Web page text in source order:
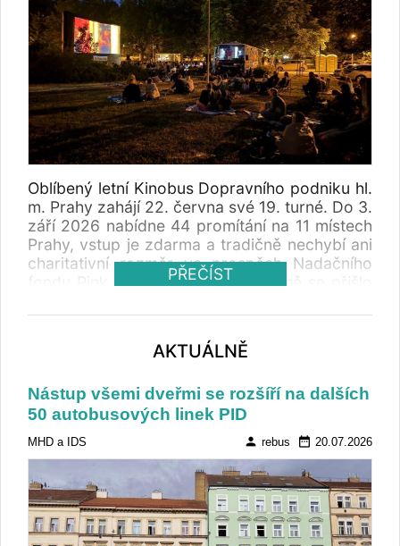
Oblíbený letní Kinobus Dopravního podniku hl.
m. Prahy zahájí 22. června své 19. turné. Do 3.
září 2026 nabídne 44 promítání na 11 místech
Prahy, vstup je zdarma a tradičně nechybí ani
charitativní rozměr ve prospěch Nadačního
fondu Pink Bubble. V loňské sezóně se přišlo
návštěvníků v 11 různých pražských
lokalitách. Dobrovolným vstupným přispívali
na podporu organizace SOS dětské vesničky.
PŘEČÍST
AKTUÁLNĚ
Nástup všemi dveřmi se rozšíří na dalších
50 autobusových linek PID
MHD a IDS person rebus date_range 20.07.2026